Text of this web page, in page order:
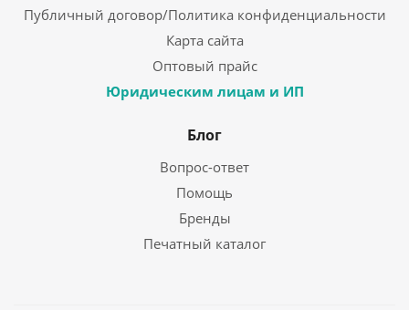
Публичный договор/Политика конфиденциальности
Карта сайта
Оптовый прайс
Юридическим лицам и ИП
Блог
Вопрос-ответ
Помощь
Бренды
Печатный каталог